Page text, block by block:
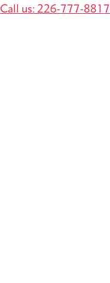
Call us: 226-777-8817